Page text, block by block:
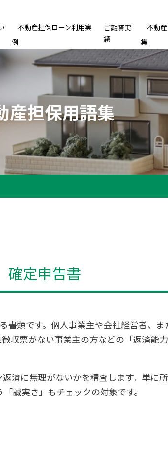
不動産担保ローン利用実
例
ご融資実
績
不動
集
産担保用語集
確定申告書
類です。個人事業主や会社経営者、
収票がない事業主の方などの「返済能
済に無理がないかを精査します。単に
誠実さ」もチェックの対象です。